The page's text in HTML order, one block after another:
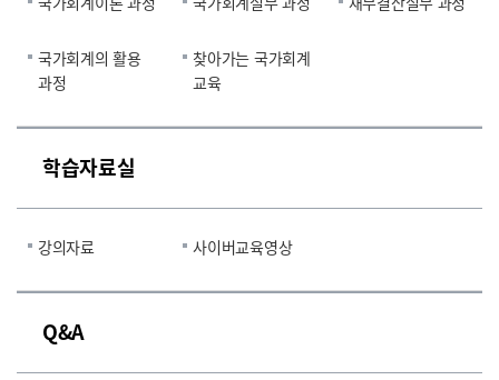
국가회계의 활용
과정
찾아가는 국가회계
교육
학습자료실
강의자료 사이버교육영상
Q&A